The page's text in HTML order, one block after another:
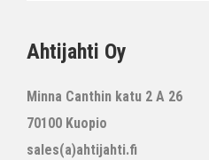
Ahtijahti Oy
Minna Canthin katu 2 A 26
70100 Kuopio
sales(a)ahtijahti.fi